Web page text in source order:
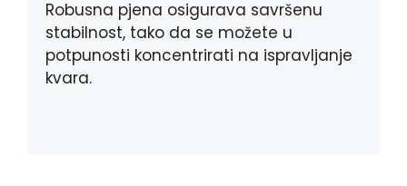
Robusna pjena osigurava savršenu
stabilnost, tako da se možete u
potpunosti koncentrirati na ispravljanje
kvara.